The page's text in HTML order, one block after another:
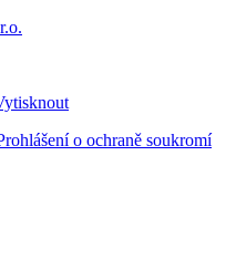
o ochraně soukromí